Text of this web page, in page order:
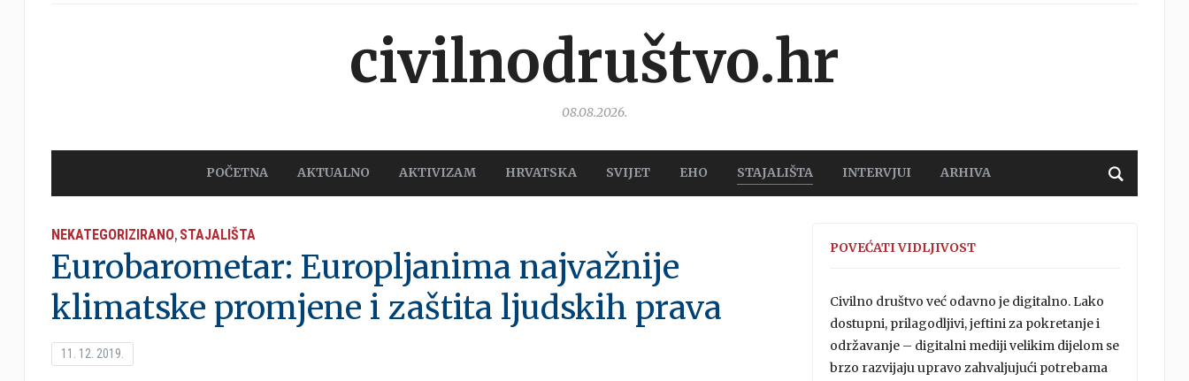
civilnodruštvo.hr
08.08.2026.
POČETNA AKTUALNO AKTIVIZAM HRVATSKA SVIJET EHO STAJALIŠTA INTERVJUI ARHIVA
NEKATEGORIZIRANO, STAJALIŠTA
Eurobarometar: Europljanima najvažnije
klimatske promjene i zaštita ljudskih prava
11. 12. 2019.
POVEĆATI VIDLJIVOST
Civilno društvo već odavno je digitalno. Lako
dostupni, prilagodljivi, jeftini za pokretanje i
održavanje – digitalni mediji velikim dijelom se
brzo razvijaju upravo zahvaljujući potrebama